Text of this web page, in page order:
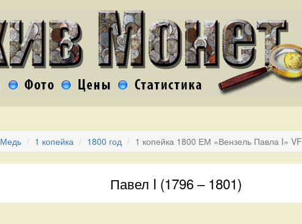
Медь 1 копейка 1800 год 1 копейка 1800 ЕМ «Вензель Павла I» VF
Павел I (1796 – 1801)